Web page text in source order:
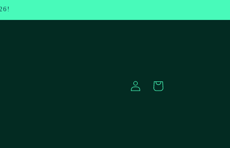
EinloggenWarenkorb